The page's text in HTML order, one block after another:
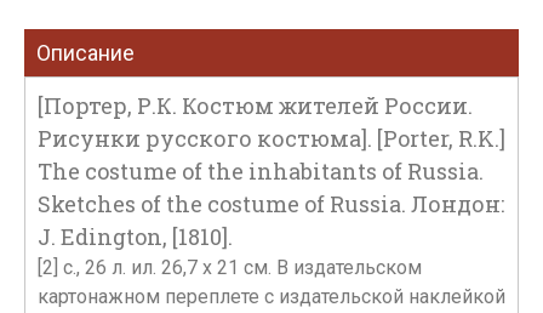
Описание
[Портер, Р.К. Костюм жителей России.
Рисунки русского костюма]. [Porter, R.K.]
The costume of the inhabitants of Russia.
Sketches of the costume of Russia. Лондон:
J. Edington, [1810].
[2] с., 26 л. ил. 26,7 х 21 см. В издательском
картонажном переплете с издательской наклейкой